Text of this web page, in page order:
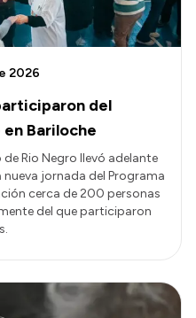
del
Bariloche
2026
Rio Negro llevó adelante
nueva jornada del Programa
cerca de 200 personas
del que participaron